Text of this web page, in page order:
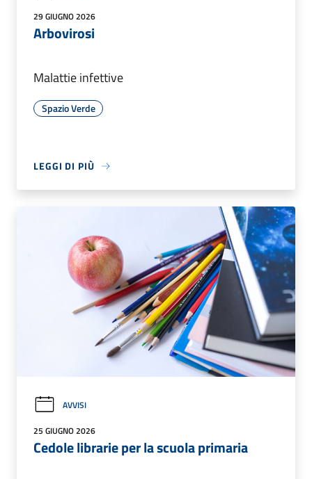
29 GIUGNO 2026
Arbovirosi
Malattie infettive
Spazio Verde
LEGGI DI PIÙ
AVVISI
25 GIUGNO 2026
Cedole librarie per la scuola primaria